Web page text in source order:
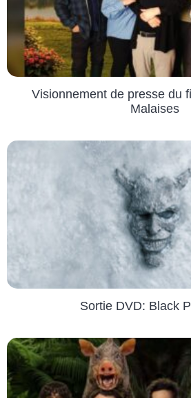
Visionnement de presse du
Malaises
Sortie DVD: Black